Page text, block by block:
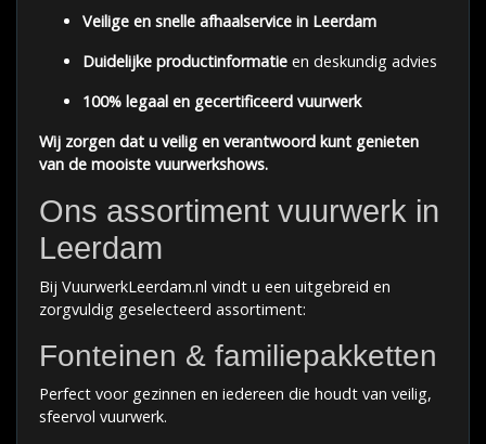
Veilige en snelle afhaalservice in Leerdam
Duidelijke productinformatie en deskundig advies
100% legaal en gecertificeerd vuurwerk
Wij zorgen dat u veilig en verantwoord kunt genieten
van de mooiste vuurwerkshows.
Ons assortiment vuurwerk in
Leerdam
Bij VuurwerkLeerdam.nl vindt u een uitgebreid en
zorgvuldig geselecteerd assortiment:
Fonteinen & familiepakketten
Perfect voor gezinnen en iedereen die houdt van veilig,
sfeervol vuurwerk.